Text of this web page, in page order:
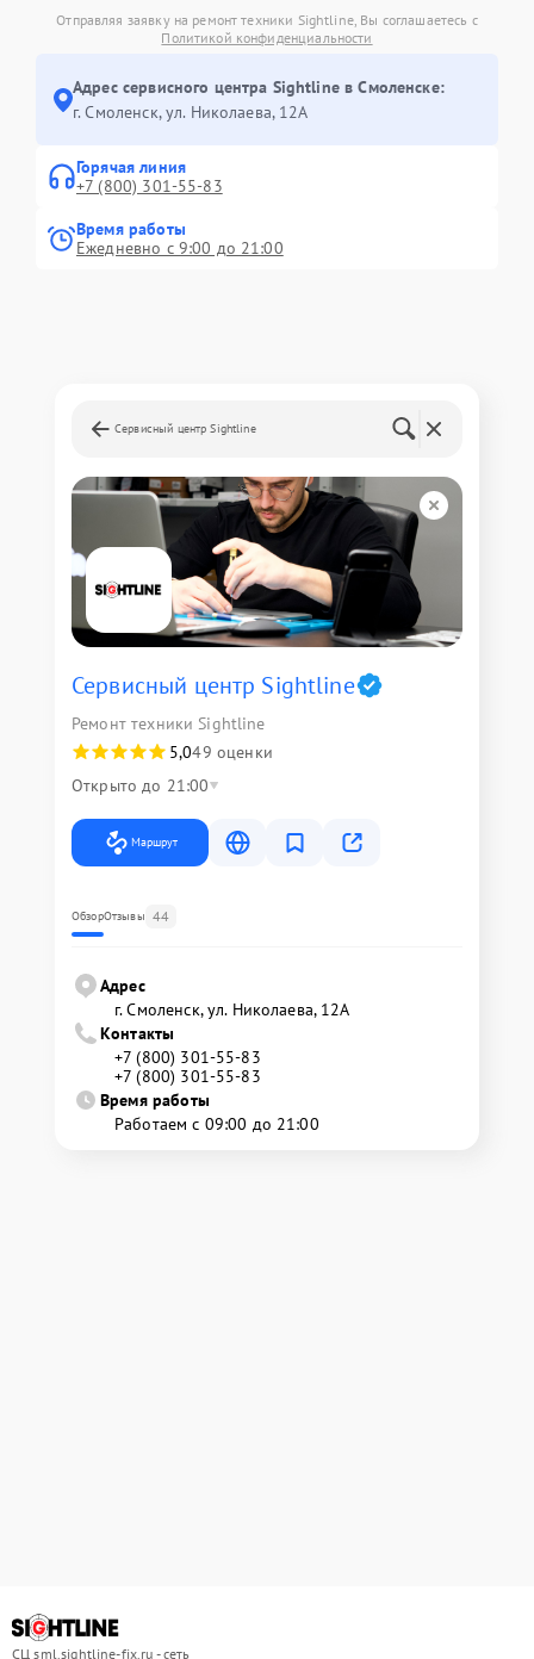
Отправляя заявку на ремонт техники Sightline, Вы соглашаетесь с
Политикой конфиденциальности
Адрес сервисного центра Sightline в Смоленске:
г. Смоленск, ул. Николаева, 12А
Горячая линия
+7 (800) 301-55-83
Время работы
Ежедневно с 9:00 до 21:00
Сервисный центр Sightline
Сервисный центр Sightline
Ремонт техники Sightline
5,049 оценки
Открыто до 21:00
Маршрут
ОбзорОтзывы 44
Адрес
г. Смоленск, ул. Николаева, 12А
Контакты
+7 (800) 301-55-83
+7 (800) 301-55-83
Время работы
Работаем с 09:00 до 21:00
СЦ sml.sightline-fix.ru - сеть